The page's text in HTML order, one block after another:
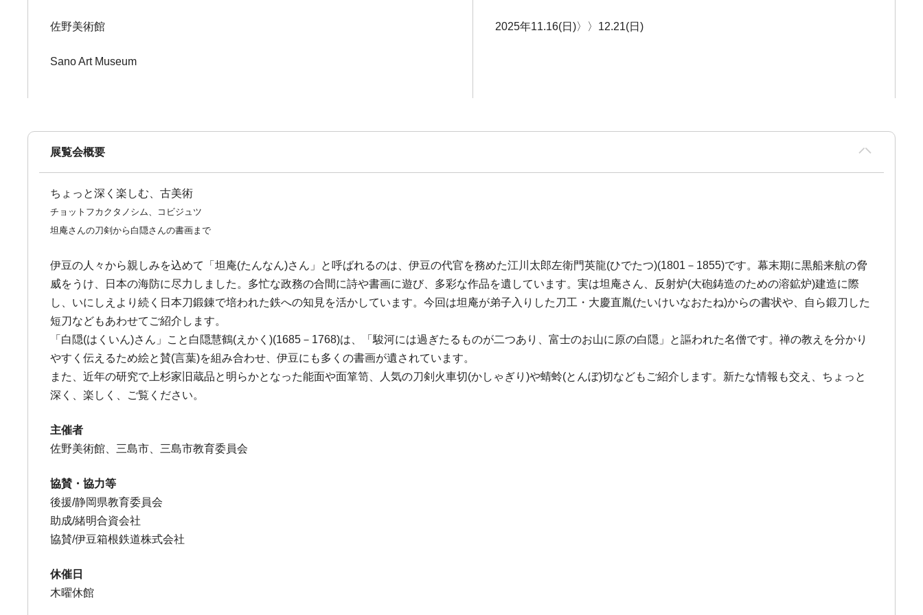
佐野美術館
Sano Art Museum
2025年11.16(日)〉〉12.21(日)
展覧会概要
ちょっと深く楽しむ、古美術
チョットフカクタノシム、コビジュツ
坦庵さんの刀剣から白隠さんの書画まで
伊豆の人々から親しみを込めて「坦庵(たんなん)さん」と呼ばれるのは、伊豆の代官を務めた江川太郎左衛門英龍(ひでたつ)(1801－1855)です。幕末期に黒船来航の脅
威をうけ、日本の海防に尽力しました。多忙な政務の合間に詩や書画に遊び、多彩な作品を遺しています。実は坦庵さん、反射炉(大砲鋳造のための溶鉱炉)建造に際
し、いにしえより続く日本刀鍛錬で培われた鉄への知見を活かしています。今回は坦庵が弟子入りした刀工・大慶直胤(たいけいなおたね)からの書状や、自ら鍛刀した
短刀などもあわせてご紹介します。
「白隠(はくいん)さん」こと白隠慧鶴(えかく)(1685－1768)は、「駿河には過ぎたるものが二つあり、富士のお山に原の白隠」と謳われた名僧です。禅の教えを分かり
やすく伝えるため絵と賛(言葉)を組み合わせ、伊豆にも多くの書画が遺されています。
また、近年の研究で上杉家旧蔵品と明らかとなった能面や面箪笥、人気の刀剣火車切(かしゃぎり)や蜻蛉(とんぼ)切などもご紹介します。新たな情報も交え、ちょっと
深く、楽しく、ご覧ください。
主催者
佐野美術館、三島市、三島市教育委員会
協賛・協力等
後援/静岡県教育委員会
助成/緒明合資会社
協賛/伊豆箱根鉄道株式会社
休催日
木曜休館